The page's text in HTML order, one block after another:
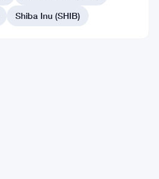
Shiba Inu (SHIB)